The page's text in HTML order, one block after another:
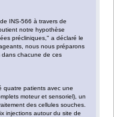
INS-566 à travers de
notre hypothèse
précliniques," a déclaré le
nous nous préparons
dans chacune de ces
quatre patients avec une
moteur et sensoriel), un
des cellules souches.
injections autour du site de